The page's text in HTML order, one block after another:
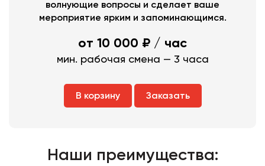
волнующие вопросы и сделает ваше
мероприятие ярким и запоминающимся.
от 10 000 ₽ / час
мин. рабочая смена — 3 часа
В корзину Заказать
Наши преимущества: